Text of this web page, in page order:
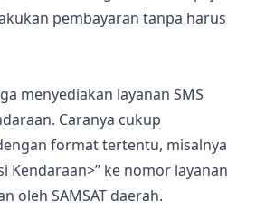
pembayaran tanpa harus
menyediakan layanan SMS
Caranya cukup
format tertentu, misalnya
Kendaraan>” ke nomor layanan
oleh SAMSAT daerah.